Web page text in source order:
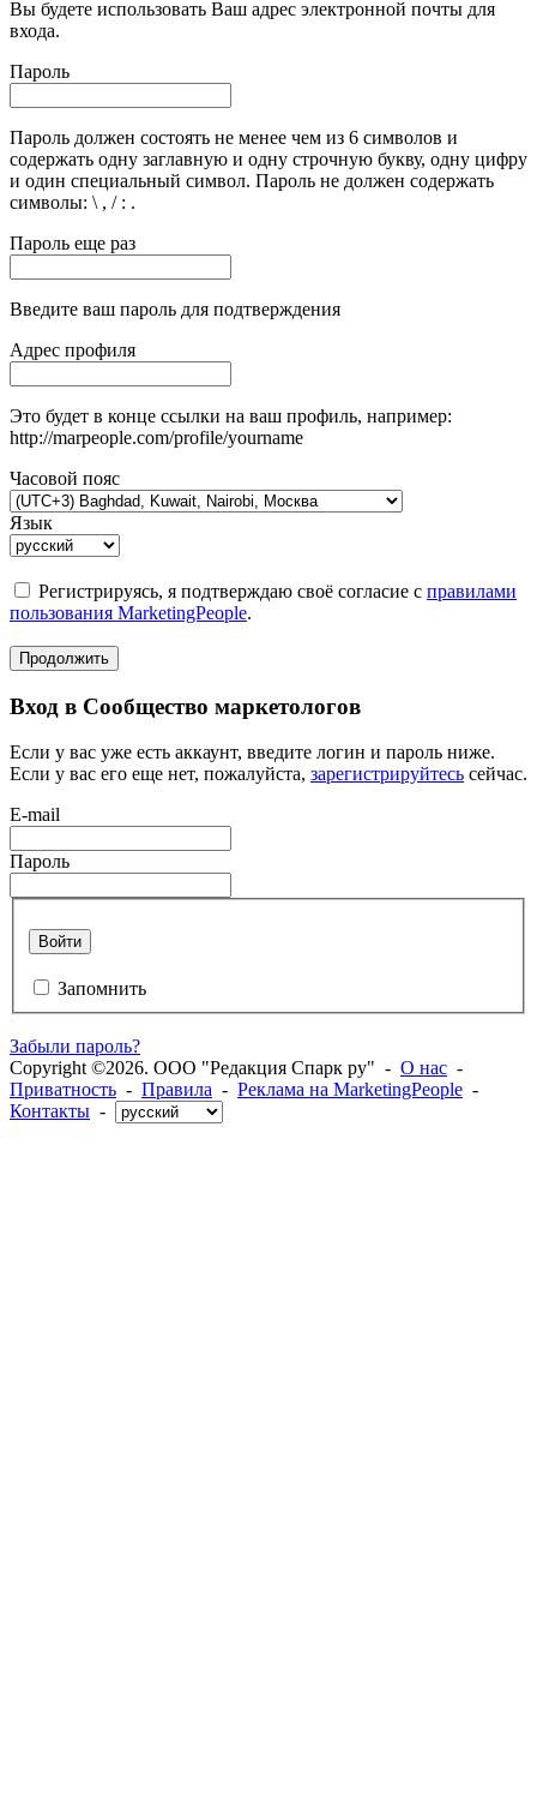
Вы будете использовать Ваш адрес электронной почты для
входа.
Пароль
Пароль должен состоять не менее чем из 6 символов и
содержать одну заглавную и одну строчную букву, одну цифру
и один специальный символ. Пароль не должен содержать
символы: \ , / : .
Пароль еще раз
Введите ваш пароль для подтверждения
Адрес профиля
Это будет в конце ссылки на ваш профиль, например:
http://marpeople.com/profile/yourname
Часовой пояс
Язык
Регистрируясь, я подтверждаю своё согласие с правилами
пользования MarketingPeople.
Продолжить
Вход в Сообщество маркетологов
Если у вас уже есть аккаунт, введите логин и пароль ниже.
Если у вас его еще нет, пожалуйста, зарегистрируйтесь сейчас.
E-mail
Пароль
Войти
Запомнить
Забыли пароль?
Copyright ©2026. ООО "Редакция Спарк ру" - О нас -
Приватность - Правила - Реклама на MarketingPeople -
Контакты -